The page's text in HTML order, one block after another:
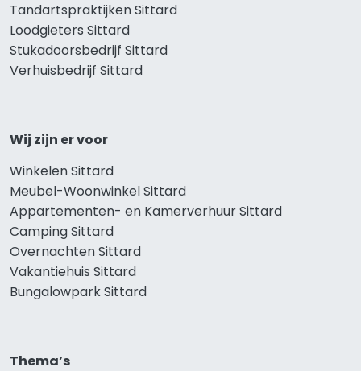
Tandartspraktijken Sittard
Loodgieters Sittard
Stukadoorsbedrijf Sittard
Verhuisbedrijf Sittard
Wij zijn er voor
Winkelen Sittard
Meubel-Woonwinkel Sittard
Appartementen- en Kamerverhuur Sittard
Camping Sittard
Overnachten Sittard
Vakantiehuis Sittard
Bungalowpark Sittard
Thema’s